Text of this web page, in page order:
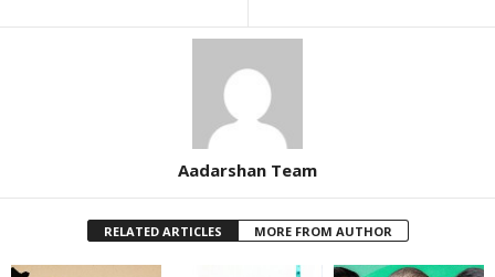
Aadarshan Team
RELATED ARTICLES MORE FROM AUTHOR